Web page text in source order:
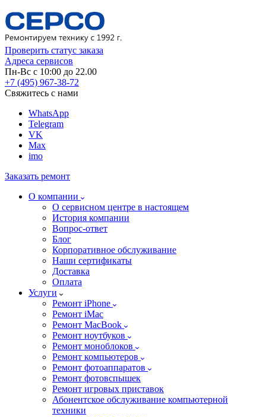
Проверить статус заказа
Адреса сервисов
Пн-Вс с 10:00 до 22.00
+7 (495) 967-38-72
Свяжитесь с нами
WhatsApp
Telegram
VK
Max
imo
Заказать ремонт
О компании
О сервисном центре в настоящем
История компании
Вопрос-ответ
Блог
Корпоративное обслуживание
Наши сертификаты
Доставка
Оплата
Услуги
Ремонт iPhone
Ремонт iMac
Ремонт MacBook
Ремонт ноутбуков
Ремонт моноблоков
Ремонт компьютеров
Ремонт фотоаппаратов
Ремонт фотовспышек
Ремонт игровых приставок
Абонентское обслуживание компьютерной
техники